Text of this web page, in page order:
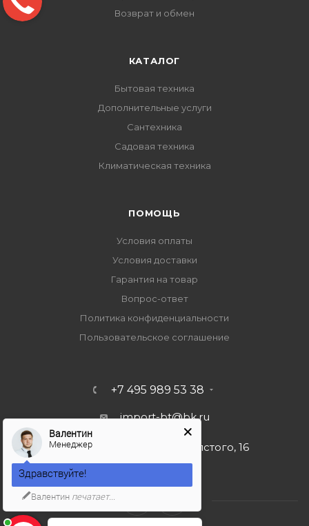
Возврат и обмен
КАТАЛОГ
Бытовая техника
Дополнительные услуги
Сантехника
Садовая техника
Климатическая техника
ПОМОЩЬ
Условия оплаты
Условия доставки
Гарантия на товар
Вопрос-ответ
Политика конфиденциальности
Пользовательское соглашение
+7 495 989 53 38
import-bt@bk.ru
г. Москва, ул. Льва Толстого, 16
Валентин
Менеджер
Здравствуйте!
Валентин печатает...